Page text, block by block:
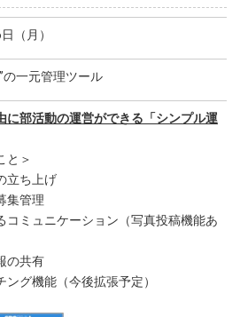
（月）
の一元管理ツール
部活動の運営ができる「シンプル運
と＞
立ち上げ
集管理
コミュニケーション（写真投稿機能あ
の共有
ング機能（今後拡張予定）